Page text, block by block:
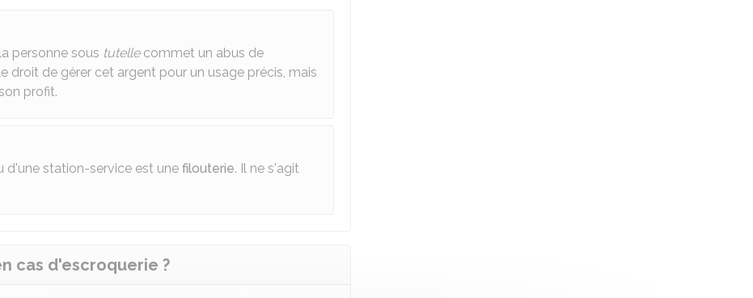
personne sous tutellecommet un abus de
droit de gérer cet argent pour un usage précis, mais
profit.
d'une station-service est une filouterie. Il ne s'agit
cas d'escroquerie ?